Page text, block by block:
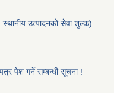
उत्पादनको सेवा शुल्क)
पेश गर्ने सम्बन्धी सूचना !